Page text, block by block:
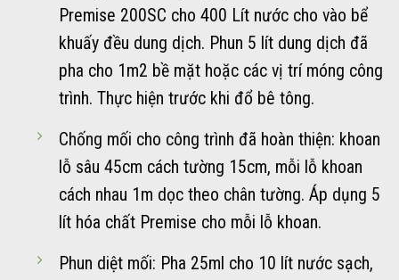
Premise 200SC cho 400 Lít nước cho vào bể
khuấy đều dung dịch. Phun 5 lít dung dịch đã
pha cho 1m2 bề mặt hoặc các vị trí móng công
trình. Thực hiện trước khi đổ bê tông.
Chống mối cho công trình đã hoàn thiện: khoan
lỗ sâu 45cm cách tường 15cm, mỗi lỗ khoan
cách nhau 1m dọc theo chân tường. Áp dụng 5
lít hóa chất Premise cho mỗi lỗ khoan.
Phun diệt mối: Pha 25ml cho 10 lít nước sạch,